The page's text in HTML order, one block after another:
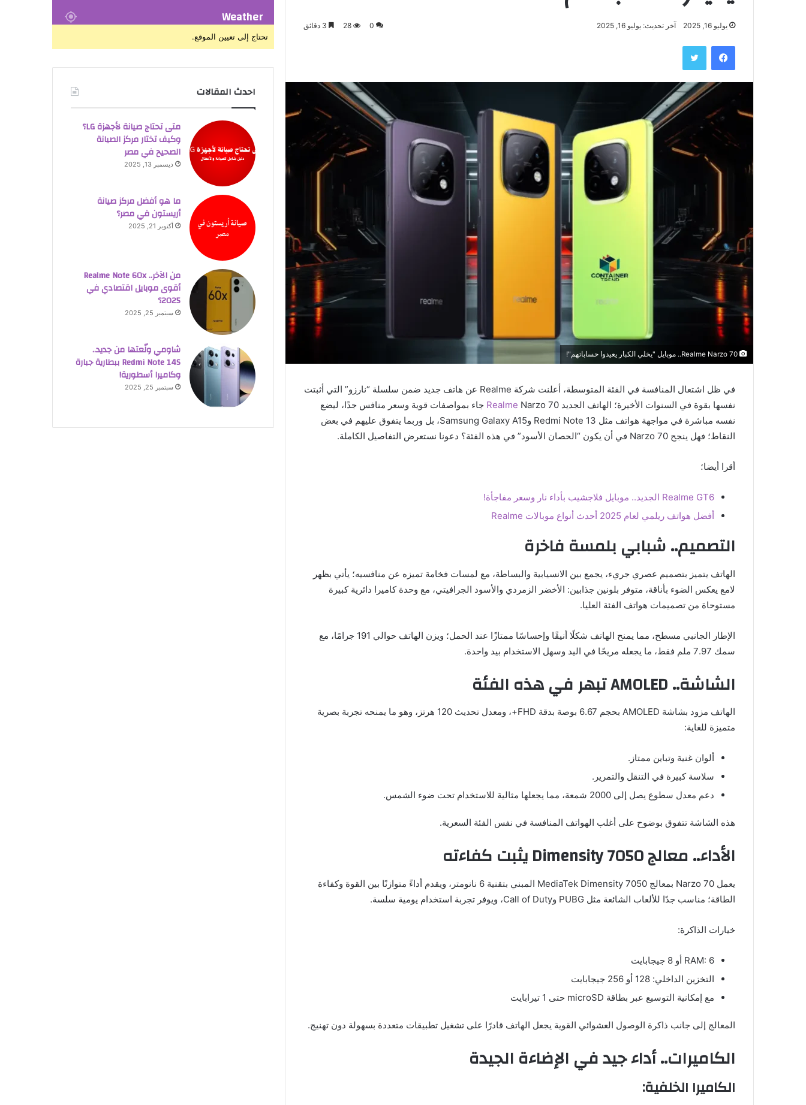
يوليو 16, 2025 آخر تحديث: يوليو 16, 2025 0
28
فيسبوك تويتر
في ظل اشتعال المنافسة في الفئة المتوسطة، أعلنت شركة Realme عن هاتف جديد ضمن سلسلة “نارزو” التي أثبتت
نفسها بقوة في السنوات الأخيرة؛ الهاتف الجديد
Realme Narzo 70 جاء بمواصفات قوية وسعر منافس جدًا، ليضع
نفسه مباشرة في مواجهة هواتف مثل Redmi Note 13 وSamsung Galaxy A15، بل وربما يتفوق عليهم في بعض
النقاط؛ فهل ينجح Narzo 70 في أن يكون “الحصان الأسود” في هذه الفئة؟ دعونا نستعرض التفاصيل الكاملة.
أقرا أيضا؛
Realme GT6 الجديد.. موبايل فلاجشيب بأداء نار وسعر مفاجأة!
أفضل هواتف ريلمي لعام 2025 أحدث أنواع موبالات Realme
التصميم.. شبابي بلمسة فاخرة
الهاتف يتميز بتصميم عصري جريء، يجمع بين الانسيابية والبساطة، مع لمسات فخامة تميزه عن منافسيه؛ يأتي بظهر
لامع يعكس الضوء بأناقة، متوفر بلونين جذابين: الأخضر الزمردي والأسود الجرافيتي، مع وحدة كاميرا دائرية كبيرة
مستوحاة من تصميمات هواتف الفئة العليا.
الإطار الجانبي مسطح، مما يمنح الهاتف شكلًا أنيقًا وإحساسًا ممتازًا عند الحمل؛ ويزن الهاتف حوالي 191 جرامًا، مع
سمك 7.97 ملم فقط، ما يجعله مريحًا في اليد وسهل الاستخدام بيد واحدة.
الشاشة.. AMOLED تبهر في هذه الفئة
الهاتف مزود بشاشة AMOLED بحجم 6.67 بوصة بدقة FHD+، ومعدل تحديث 120 هرتز، وهو ما يمنحه تجربة بصرية
متميزة للغاية:
ألوان غنية وتباين ممتاز.
سلاسة كبيرة في التنقل والتمرير.
دعم معدل سطوع يصل إلى 2000 شمعة، مما يجعلها مثالية للاستخدام تحت ضوء الشمس.
هذه الشاشة تتفوق بوضوح على أغلب الهواتف المنافسة في نفس الفئة السعرية.
الأداء.. معالج Dimensity 7050 يثبت كفاءته
يعمل Narzo 70 بمعالج MediaTek Dimensity 7050 المبني بتقنية 6 نانومتر، ويقدم أداءً متوازنًا بين القوة وكفاءة
الطاقة؛ مناسب جدًا للألعاب الشائعة مثل PUBG وCall of Duty، ويوفر تجربة استخدام يومية سلسة.
خيارات الذاكرة:
RAM: 6 أو 8 جيجابايت
التخزين الداخلي: 128 أو 256 جيجابايت
مع إمكانية التوسيع عبر بطاقة microSD حتى 1 تيرابايت
المعالج إلى جانب ذاكرة الوصول العشوائي القوية يجعل الهاتف قادرًا على تشغيل تطبيقات متعددة بسهولة دون تهنيج.
الكاميرات.. أداء جيد في الإضاءة الجيدة
الكاميرا الخلفية:
Weather
تحتاج إلى تعيين الموقع.
احدث المقالات
متى تحتاج صيانة لأجهزة LG؟
وكيف تختار مركز الصيانة
الصحيح في مصر
ديسمبر 13, 2025
ما هو أفضل مركز صيانة
أريستون في مصر؟
أكتوبر 21, 2025
من الآخر.. Realme Note 60x
أقوى موبايل اقتصادي في
2025؟
سبتمبر 25, 2025
شاومي ولّعتها من جديد..
Redmi Note 14S ببطارية جبارة
وكاميرا أسطورية!
سبتمبر 25, 2025